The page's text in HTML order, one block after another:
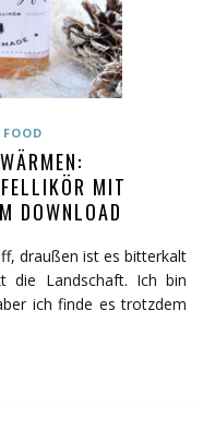
FOOD
MIT
DOWNLOAD
draußen ist es bitterkalt
die Landschaft. Ich bin
ich finde es trotzdem